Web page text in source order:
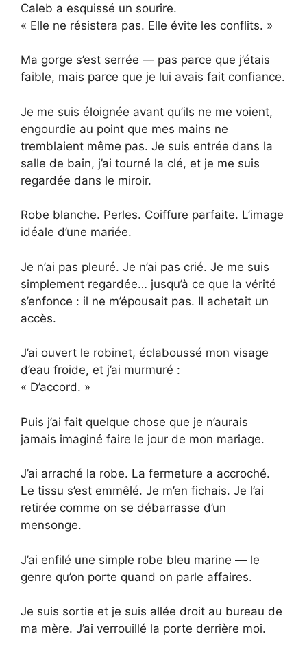
Caleb a esquissé un sourire.
« Elle ne résistera pas. Elle évite les conflits. »
Ma gorge s’est serrée — pas parce que j’étais
faible, mais parce que je lui avais fait confiance.
Je me suis éloignée avant qu’ils ne me voient,
engourdie au point que mes mains ne
tremblaient même pas. Je suis entrée dans la
salle de bain, j’ai tourné la clé, et je me suis
regardée dans le miroir.
Robe blanche. Perles. Coiffure parfaite. L’image
idéale d’une mariée.
Je n’ai pas pleuré. Je n’ai pas crié. Je me suis
simplement regardée… jusqu’à ce que la vérité
s’enfonce : il ne m’épousait pas. Il achetait un
accès.
J’ai ouvert le robinet, éclaboussé mon visage
d’eau froide, et j’ai murmuré :
« D’accord. »
Puis j’ai fait quelque chose que je n’aurais
jamais imaginé faire le jour de mon mariage.
J’ai arraché la robe. La fermeture a accroché.
Le tissu s’est emmêlé. Je m’en fichais. Je l’ai
retirée comme on se débarrasse d’un
mensonge.
J’ai enfilé une simple robe bleu marine — le
genre qu’on porte quand on parle affaires.
Je suis sortie et je suis allée droit au bureau de
ma mère. J’ai verrouillé la porte derrière moi.